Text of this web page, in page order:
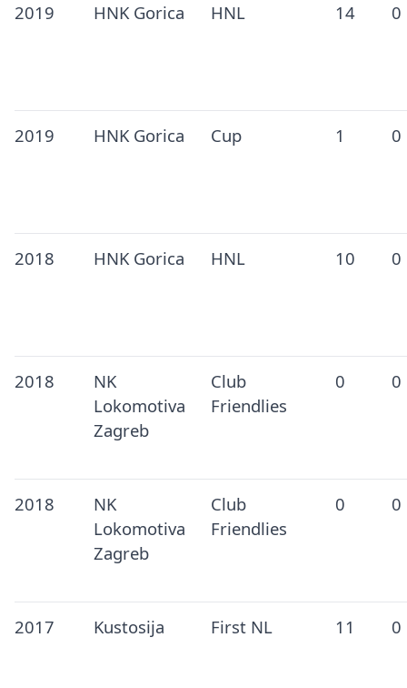
2019 HNK Gorica HNL 14 0
2019 HNK Gorica Cup 1 0
2018 HNK Gorica HNL 10 0
2018
NK
Lokomotiva
Zagreb
Club
Friendlies
0 0
2018
NK
Lokomotiva
Zagreb
Club
Friendlies
0 0
2017 Kustosija First NL 11 0